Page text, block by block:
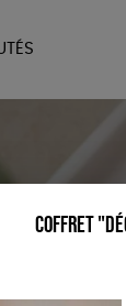
Coffret